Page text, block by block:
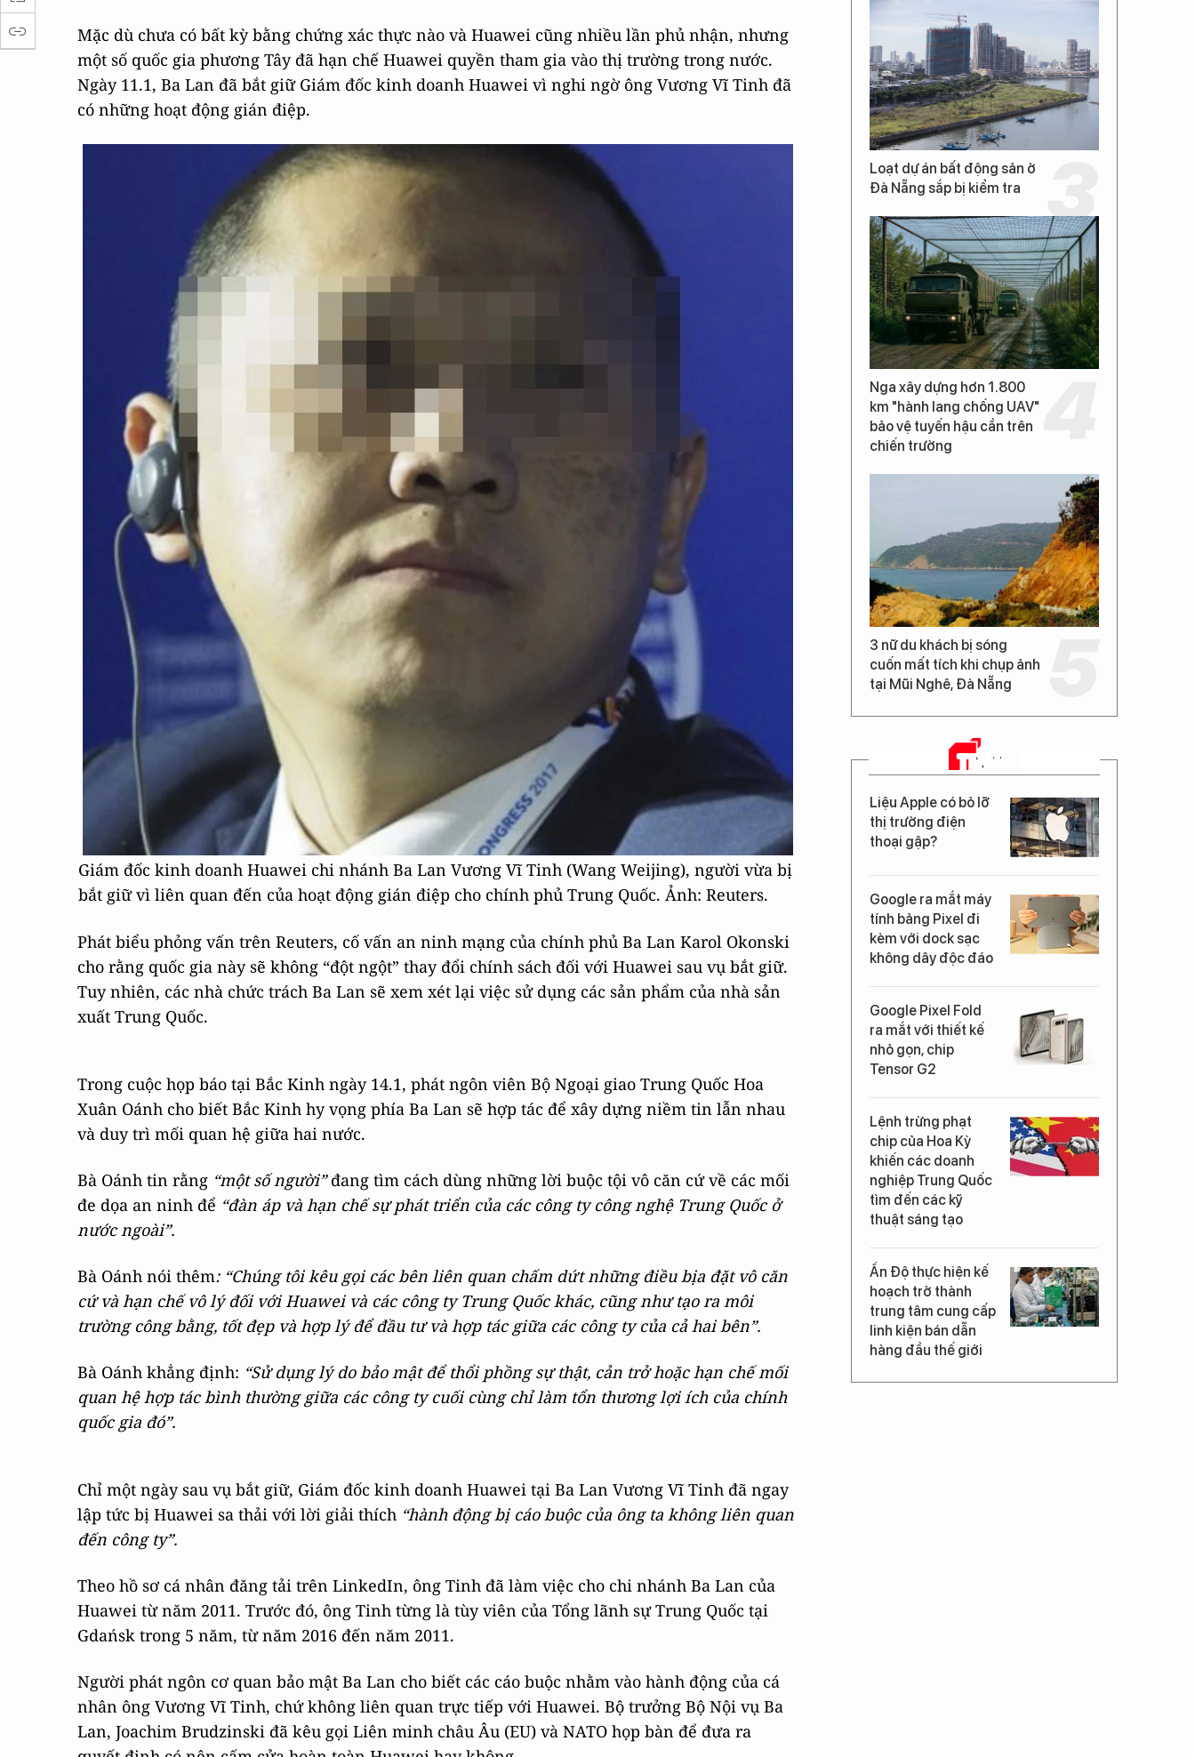
Mặc dù chưa có bất kỳ bằng chứng xác thực nào và Huawei cũng nhiều lần phủ nhận, nhưng
một số quốc gia phương Tây đã hạn chế Huawei quyền tham gia vào thị trường trong nước.
Ngày 11.1, Ba Lan đã bắt giữ Giám đốc kinh doanh Huawei vì nghi ngờ ông Vương Vĩ Tinh đã
có những hoạt động gián điệp.
Giám đốc kinh doanh Huawei chi nhánh Ba Lan Vương Vĩ Tinh (Wang Weijing), người vừa bị
bắt giữ vì liên quan đến của hoạt động gián điệp cho chính phủ Trung Quốc. Ảnh: Reuters.
Phát biểu phỏng vấn trên Reuters, cố vấn an ninh mạng của chính phủ Ba Lan Karol Okonski
cho rằng quốc gia này sẽ không “đột ngột” thay đổi chính sách đối với Huawei sau vụ bắt giữ.
Tuy nhiên, các nhà chức trách Ba Lan sẽ xem xét lại việc sử dụng các sản phẩm của nhà sản
xuất Trung Quốc.
Trong cuộc họp báo tại Bắc Kinh ngày 14.1, phát ngôn viên Bộ Ngoại giao Trung Quốc Hoa
Xuân Oánh cho biết Bắc Kinh hy vọng phía Ba Lan sẽ hợp tác để xây dựng niềm tin lẫn nhau
và duy trì mối quan hệ giữa hai nước.
Bà Oánh tin rằng “một số người”đang tìm cách dùng những lời buộc tội vô căn cứ về các mối
đe dọa an ninh để “đàn áp và hạn chế sự phát triển của các công ty công nghệ Trung Quốc ở
nước ngoài”.
Bà Oánh nói thêm: “Chúng tôi kêu gọi các bên liên quan chấm dứt những điều bịa đặt vô căn
cứ và hạn chế vô lý đối với Huawei và các công ty Trung Quốc khác, cũng như tạo ra môi
trường công bằng, tốt đẹp và hợp lý để đầu tư và hợp tác giữa các công ty của cả hai bên”.
Bà Oánh khẳng định: “Sử dụng lý do bảo mật để thổi phồng sự thật, cản trở hoặc hạn chế mối
quan hệ hợp tác bình thường giữa các công ty cuối cùng chỉ làm tổn thương lợi ích của chính
quốc gia đó”.
Chỉ một ngày sau vụ bắt giữ, Giám đốc kinh doanh Huawei tại Ba Lan Vương Vĩ Tinh đã ngay
lập tức bị Huawei sa thải với lời giải thích “hành động bị cáo buộc của ông ta không liên quan
đến công ty”.
Theo hồ sơ cá nhân đăng tải trên LinkedIn, ông Tinh đã làm việc cho chi nhánh Ba Lan của
Huawei từ năm 2011. Trước đó, ông Tinh từng là tùy viên của Tổng lãnh sự Trung Quốc tại
Gdańsk trong 5 năm, từ năm 2016 đến năm 2011.
Người phát ngôn cơ quan bảo mật Ba Lan cho biết các cáo buộc nhằm vào hành động của cá
nhân ông Vương Vĩ Tinh, chứ không liên quan trực tiếp với Huawei. Bộ trưởng Bộ Nội vụ Ba
Lan, Joachim Brudzinski đã kêu gọi Liên minh châu Âu (EU) và NATO họp bàn để đưa ra
Loạt dự án bất động sản ở
Đà Nẵng sắp bị kiểm tra
Nga xây dựng hơn 1.800
km "hành lang chống UAV"
bảo vệ tuyến hậu cần trên
chiến trường
3 nữ du khách bị sóng
cuốn mất tích khi chụp ảnh
tại Mũi Nghê, Đà Nẵng
TIN MỚI
Liệu Apple có bỏ lỡ
thị trường điện
thoại gập?
Google ra mắt máy
tính bảng Pixel đi
kèm với dock sạc
không dây độc đáo
Google Pixel Fold
ra mắt với thiết kế
nhỏ gọn, chip
Tensor G2
Lệnh trừng phạt
chip của Hoa Kỳ
khiến các doanh
nghiệp Trung Quốc
tìm đến các kỹ
thuật sáng tạo
Ấn Độ thực hiện kế
hoạch trở thành
trung tâm cung cấp
linh kiện bán dẫn
hàng đầu thế giới